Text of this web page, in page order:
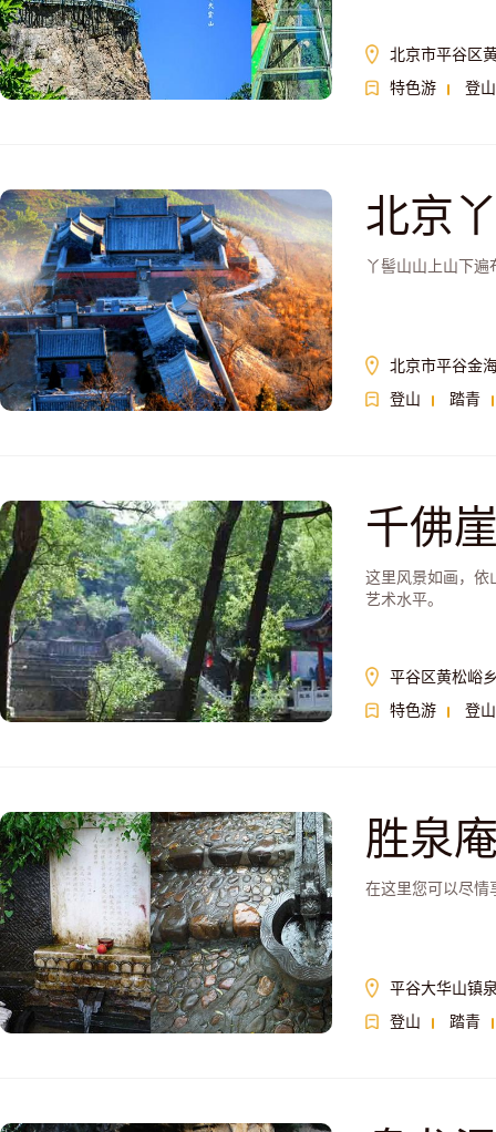
北京市平谷区
特色游
登山
北京
丫髻山山上山下
北京市平谷金
登山
踏青
千佛
这里风景如画，依
艺术水平。
平谷区黄松峪
特色游
登山
胜泉
在这里您可以尽情
平谷大华山镇
登山
踏青